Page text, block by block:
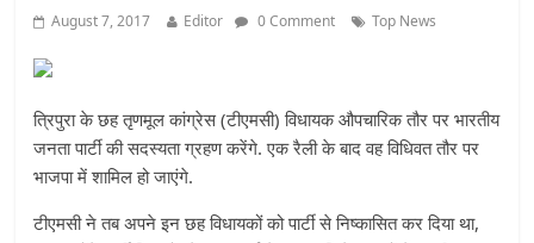
August 7, 2017 Editor 0 Comment Top News
त्रिपुरा के छह तृणमूल कांग्रेस (टीएमसी) विधायक औपचारिक तौर पर भारतीय
जनता पार्टी की सदस्यता ग्रहण करेंगे. एक रैली के बाद वह विधिवत तौर पर
भाजपा में शामिल हो जाएंगे.
टीएमसी ने तब अपने इन छह विधायकों को पार्टी से निष्कासित कर दिया था,